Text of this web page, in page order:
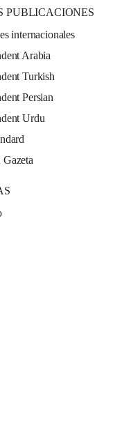
PUBLICACIONES
internacionales
Arabia
Turkish
Persian
Urdu